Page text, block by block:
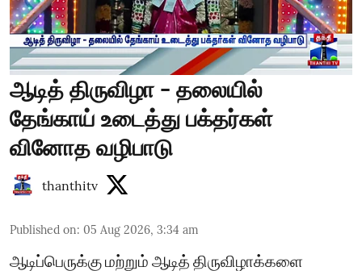
ஆடித் திருவிழா - தலையில்
தேங்காய் உடைத்து பக்தர்கள்
வினோத வழிபாடு
thanthitv
Published on: 05 Aug 2026, 3:34 am
ஆடிப்பெருக்கு மற்றும் ஆடித் திருவிழாக்களை